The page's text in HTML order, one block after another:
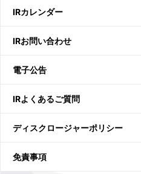
IRカレンダー
IRお問い合わせ
電子公告
IRよくあるご質問
ディスクロージャーポリシー
免責事項